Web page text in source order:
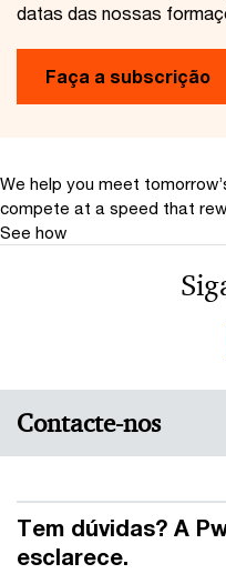
datas das nossas
Faça a subscrição
We help you meet
compete at a speed that
See how
Contacte-nos
Tem dúvidas? A
esclarece.